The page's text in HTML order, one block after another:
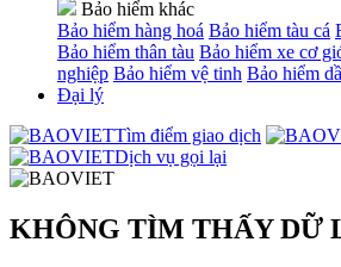
Bảo hiểm khác
Bảo hiểm hàng hoá Bảo hiểm tàu cá
Bảo hiểm thân tàu Bảo hiểm xe cơ
nghiệp Bảo hiểm vệ tinh Bảo hiểm
Đại lý
Tìm điểm giao dịch
Dịch vụ gọi lại
KHÔNG TÌM THẤY DỮ